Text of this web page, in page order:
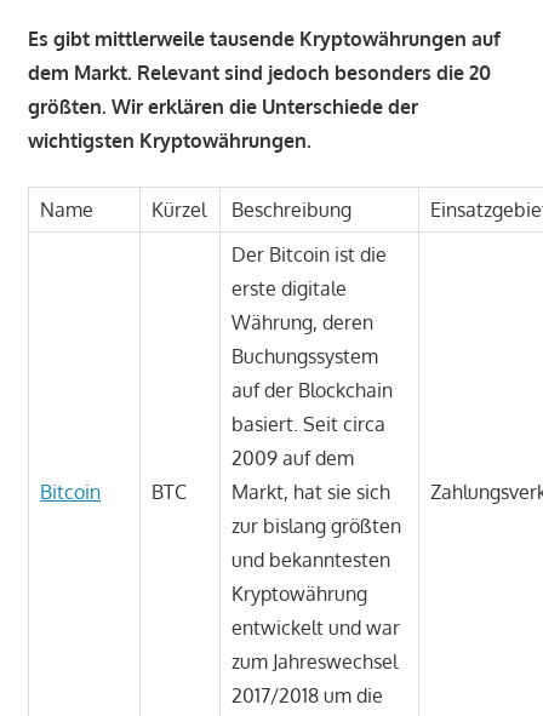
Es gibt mittlerweile tausende Kryptowährungen auf
dem Markt. Relevant sind jedoch besonders die 20
größten. Wir erklären die Unterschiede der
wichtigsten Kryptowährungen.
Name Kürzel Beschreibung
Bitcoin BTC
Der Bitcoin ist die
erste digitale
Währung, deren
Buchungssystem
auf der Blockchain
basiert. Seit circa
2009 auf dem
Markt, hat sie sich
zur bislang größten
und bekanntesten
Kryptowährung
entwickelt und war
zum Jahreswechsel
2017/2018 um die